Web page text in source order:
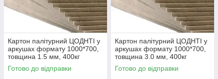
Картон палітурний ЦОДНТІ у
аркушах формату 1000*700,
товщина 1.5 мм, 400кг
палета КР/Р-1000*700-
1.5/400-1
Готово до відправки
Картон палітурний ЦОДНТІ у
аркушах формату 1000*700,
товщина 3.0 мм, 400кг
палета КР/Р-1000*700-
3.0/400-1
Готово до відправки